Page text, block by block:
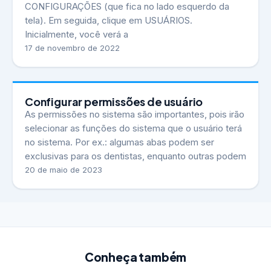
CONFIGURAÇÕES (que fica no lado esquerdo da
tela). Em seguida, clique em USUÁRIOS.
Inicialmente, você verá a
17 de novembro de 2022
Configurar permissões de usuário
As permissões no sistema são importantes, pois irão
selecionar as funções do sistema que o usuário terá
no sistema. Por ex.: algumas abas podem ser
exclusivas para os dentistas, enquanto outras podem
20 de maio de 2023
Conheça também